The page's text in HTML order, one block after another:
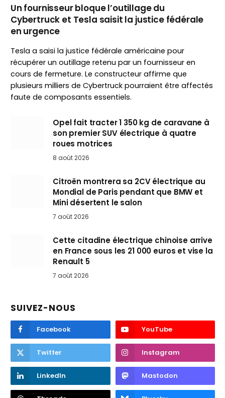
Un fournisseur bloque l’outillage du
Cybertruck et Tesla saisit la justice fédérale
en urgence
Tesla a saisi la justice fédérale américaine pour
récupérer un outillage retenu par un fournisseur en
cours de fermeture. Le constructeur affirme que
plusieurs milliers de Cybertruck pourraient être affectés
faute de composants essentiels.
Opel fait tracter 1 350 kg de caravane à
son premier SUV électrique à quatre
roues motrices
8 août 2026
Citroën montrera sa 2CV électrique au
Mondial de Paris pendant que BMW et
Mini désertent le salon
7 août 2026
Cette citadine électrique chinoise arrive
en France sous les 21 000 euros et vise la
Renault 5
7 août 2026
SUIVEZ-NOUS
Facebook YouTube
Twitter Instagram
LinkedIn Mastodon